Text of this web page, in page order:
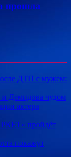
прошла
ДТП с мужем:
Демидова чудом
актера
пройдёт
покажут